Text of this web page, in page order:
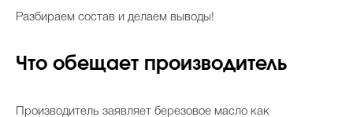
Разбираем состав и делаем выводы!
Что обещает производитель
Производитель заявляет березовое масло как